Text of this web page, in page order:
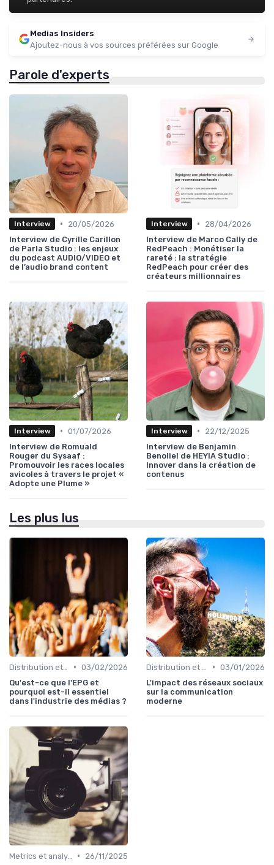
Medias Insiders
Ajoutez-nous à vos sources préférées sur Google
Parole d'experts
Interview •
20/05/2026
Interview de Cyrille Carillon
de Parla Studio : les enjeux
du podcast AUDIO/VIDEO et
de l’audio brand content
Interview •
28/04/2026
Interview de Marco Cally de
RedPeach : Monétiser la
rareté : la stratégie
RedPeach pour créer des
créateurs millionnaires
Interview • 01/07/2026
Interview de Romuald
Rouger du Sysaaf :
Promouvoir les races locales
avicoles à travers le projet «
Adopte une Plume »
Interview •
22/12/2025
Interview de Benjamin
Benoliel de HEYIA Studio :
Innover dans la création de
contenus
Les plus lus
• 03/02/2026
Qu'est-ce que l'EPG et
pourquoi est-il essentiel
dans l'industrie des médias ?
• 03/01/2026
L'impact des réseaux sociaux
sur la communication
moderne
•
26/11/2025